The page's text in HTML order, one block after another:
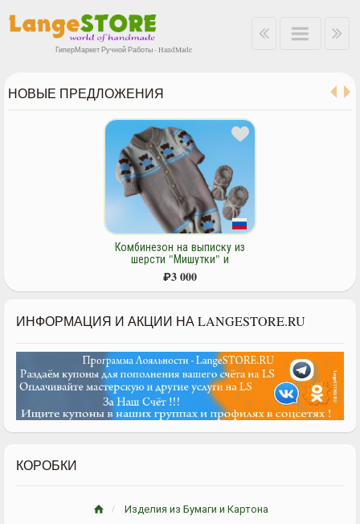
ГиперМаркет Ручной Работы - HandMade
НОВЫЕ ПРЕДЛОЖЕНИЯ
Комбинезон на выписку из
шерсти "Мишутки" и
пинеточки.
₽3 000
ИНФОРМАЦИЯ И АКЦИИ НА LANGESTORE.RU
КОРОБКИ
Изделия из Бумаги и Картона